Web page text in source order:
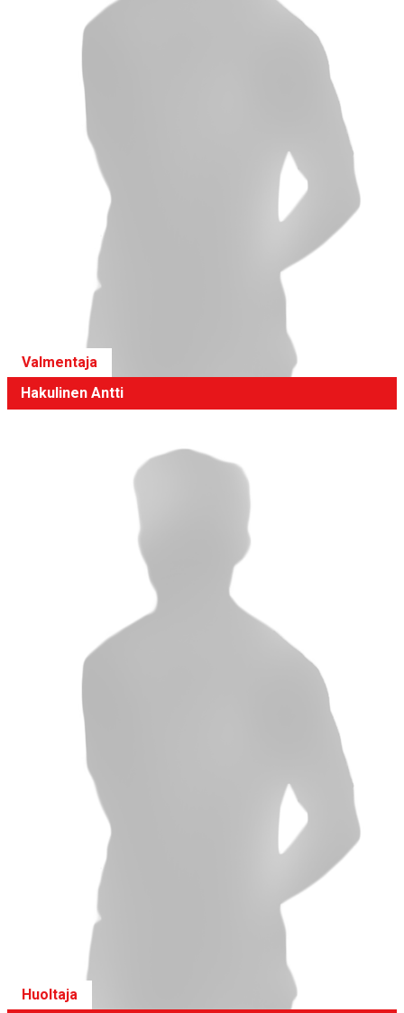
Valmentaja
Hakulinen Antti
Huoltaja